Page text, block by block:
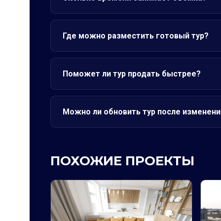
Где можно разместить готовый тур?
Поможет ли тур продать быстрее?
Можно ли обновить тур после
ПОХОЖИЕ ПРОЕКТЫ